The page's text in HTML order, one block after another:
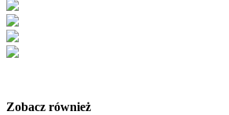
Zobacz również